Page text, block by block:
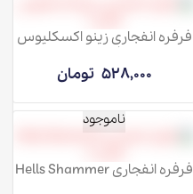
فرفره انفجاری زینو اکسکلیوس
528,000 تومان
ناموجود
فرفره انفجاری Hells Shammer